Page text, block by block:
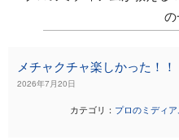
2026年7月20日
カテゴリ： プロのミディ